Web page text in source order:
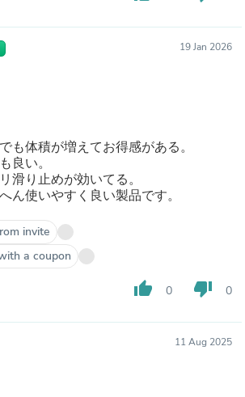
19 Jan 2026
も体積が増えてお得感がある。
良い。
滑り止めが効いてる。
ん使いやすく良い製品です。
invite
a coupon
thumb_up 0 thumb_down 0
11 Aug 2025